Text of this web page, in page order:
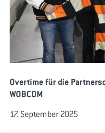
Overtime für die
WOBCOM
17. September 2025